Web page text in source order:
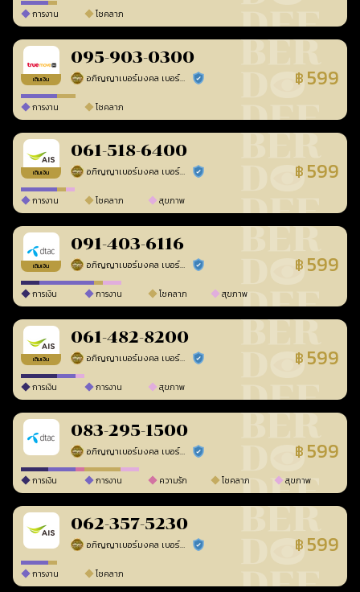
การงาน โชคลาภ
เติมเงิน
095-903-0300
อภิญญาเบอร์มงคล เบอร์สวยเลขศาสตร์ ร้านยืนยันแล้ว ฿ 599
การงาน โชคลาภ
เติมเงิน
061-518-6400
อภิญญาเบอร์มงคล เบอร์สวยเลขศาสตร์ ร้านยืนยันแล้ว ฿ 599
การงาน โชคลาภ สุขภาพ
เติมเงิน
091-403-6116
อภิญญาเบอร์มงคล เบอร์สวยเลขศาสตร์ ร้านยืนยันแล้ว ฿ 599
การเงิน การงาน โชคลาภ สุขภาพ
เติมเงิน
061-482-8200
อภิญญาเบอร์มงคล เบอร์สวยเลขศาสตร์ ร้านยืนยันแล้ว ฿ 599
การเงิน การงาน สุขภาพ
083-295-1500
อภิญญาเบอร์มงคล เบอร์สวยเลขศาสตร์ ร้านยืนยันแล้ว ฿ 599
การเงิน การงาน ความรัก โชคลาภ สุขภาพ
062-357-5230
อภิญญาเบอร์มงคล เบอร์สวยเลขศาสตร์ ร้านยืนยันแล้ว ฿ 599
การงาน โชคลาภ